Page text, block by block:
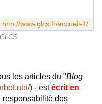
http://www.glcs.fr/accueil-1/
les articles du "Blog
) - estécrit en
responsabilité des